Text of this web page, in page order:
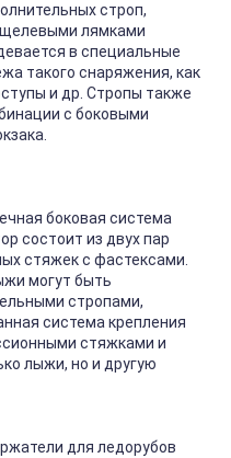
строп,
лямками
в специальные
такого снаряжения, как
и др. Стропы также
с боковыми
боковая система
состоит из двух пар
стяжек с фастексами.
могут быть
стропами,
система крепления
стяжками и
лыжи, но и другую
для ледорубов